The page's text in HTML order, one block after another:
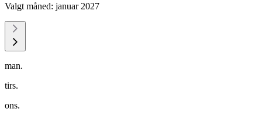
Valgt måned: januar 2027
man.
tirs.
ons.